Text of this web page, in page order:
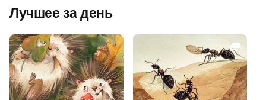
Лучшее за день